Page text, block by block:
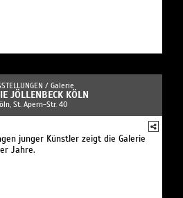
/ Galerie
JÖLLENBECK KÖLN
St. Apern-Str. 40
junger Künstler zeigt die Galerie
Jahre.